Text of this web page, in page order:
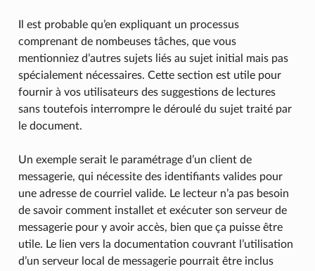
Il est probable qu’en expliquant un processus
comprenant de nombeuses tâches, que vous
mentionniez d’autres sujets liés au sujet initial mais pas
spécialement nécessaires. Cette section est utile pour
fournir à vos utilisateurs des suggestions de lectures
sans toutefois interrompre le déroulé du sujet traité par
le document.
Un exemple serait le paramétrage d’un client de
messagerie, qui nécessite des identifiants valides pour
une adresse de courriel valide. Le lecteur n’a pas besoin
de savoir comment installet et exécuter son serveur de
messagerie pour y avoir accès, bien que ça puisse être
utile. Le lien vers la documentation couvrant l’utilisation
d’un serveur local de messagerie pourrait être inclus